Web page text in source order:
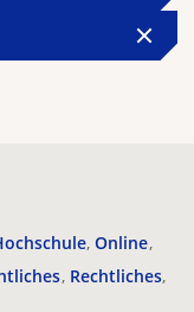
Online
Rechtliches